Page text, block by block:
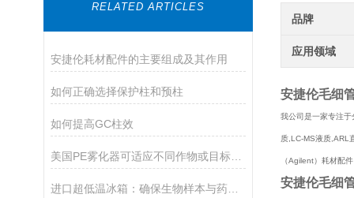
RELATED ARTICLES
安捷伦耗材配件的主要组成及其作用
如何正确选择保护柱和预柱
如何提高GC柱效
品牌
应用领域
安捷伦毛细
我公司是一家专注
质,LC-MS液质,ARL
（Agilent）耗材配
安捷伦毛细